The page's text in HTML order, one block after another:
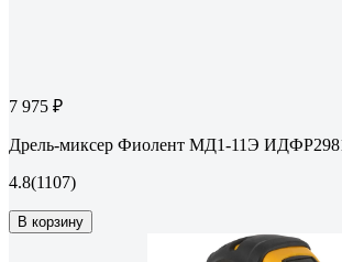
7 975 ₽
Дрель-миксер Фиолент МД1-11Э
4.8(1107)
В корзину